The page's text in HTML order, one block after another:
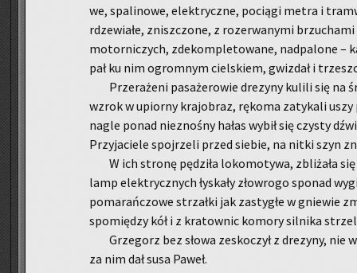
we, spa­li­no­we, elek­trycz­ne, po­cią­gi metra i
rdze­wia­łe, znisz­czo­ne, z ro­ze­rwa­ny­mi
mo­tor­ni­czych, zde­kom­ple­to­wa­ne, nad­pa­lo­ne –
pał ku nim ogrom­nym ciel­skiem, gwiz­dał i
Prze­ra­że­ni pa­sa­że­ro­wie dre­zy­ny ku­li­li się na
wzrok w upior­ny kra­jo­braz, rę­ko­ma za­ty­ka­li
nagle ponad nie­zno­śny hałas wybił się czy­sty
Przy­ja­cie­le spoj­rze­li przed sie­bie, na nitki szyn
W ich stro­nę pę­dzi­ła lo­ko­mo­ty­wa, zbli­ża­ła
lamp elek­trycz­nych ły­ska­ły zło­wro­go spo­nad
po­ma­rań­czo­we strzał­ki jak za­sty­głe w gnie­wie
spo­mię­dzy kół i z kra­tow­nic ko­mo­ry sil­ni­ka
Grze­gorz bez słowa zesko­czył z dre­zy­ny, nie
za nim dał susa Paweł.